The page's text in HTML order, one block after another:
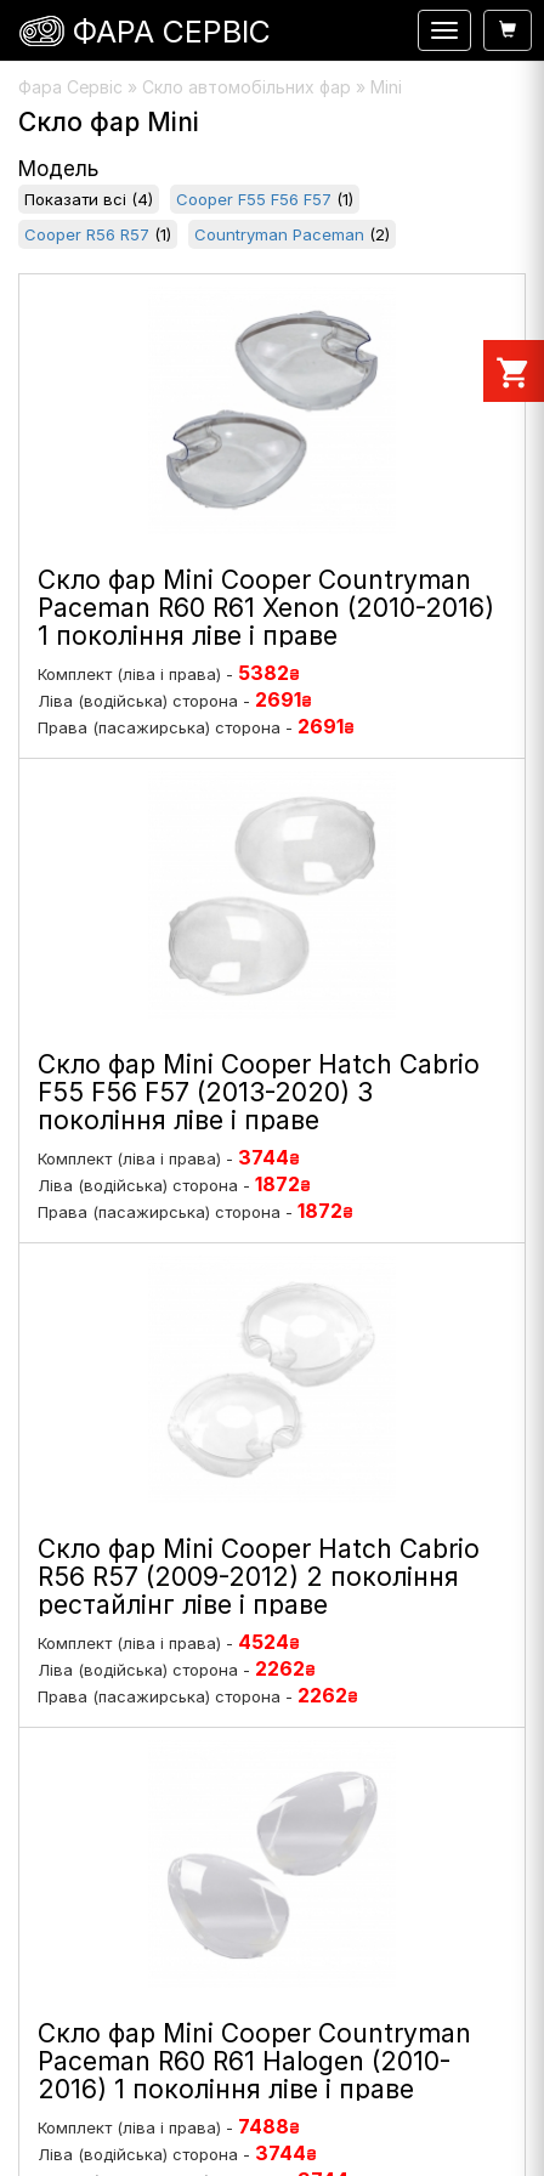
Фара Сервіс » Скло автомобільних фар » Mini
Скло фар Mini
Модель
Показати всі (4) Cooper F55 F56 F57 (1)
Cooper R56 R57 (1) Countryman Paceman (2)
Скло фар Mini Cooper Countryman
Paceman R60 R61 Xenon (2010-2016)
1 покоління ліве і праве
Комплект (ліва і права) - 5382₴
Ліва (водійська) сторона - 2691₴
Права (пасажирська) сторона - 2691₴
Скло фар Mini Cooper Hatch Cabrio
F55 F56 F57 (2013-2020) 3
покоління ліве і праве
Комплект (ліва і права) - 3744₴
Ліва (водійська) сторона - 1872₴
Права (пасажирська) сторона - 1872₴
Скло фар Mini Cooper Hatch Cabrio
R56 R57 (2009-2012) 2 покоління
рестайлінг ліве і праве
Комплект (ліва і права) - 4524₴
Ліва (водійська) сторона - 2262₴
Права (пасажирська) сторона - 2262₴
Скло фар Mini Cooper Countryman
Paceman R60 R61 Halogen (2010-
2016) 1 покоління ліве і праве
Комплект (ліва і права) - 7488₴
Ліва (водійська) сторона - 3744₴
Навигация
ФАРА СЕРВІС
shopping_cart